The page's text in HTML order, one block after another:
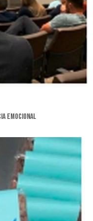
emocional